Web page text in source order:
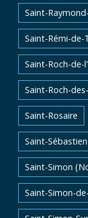
Saint-
Saint-Rémi-de-
Saint-Roch-de-
Saint-Roch-
Saint-Rosaire
Saint-Sébastien
Saint-Simon
Saint-Simon-